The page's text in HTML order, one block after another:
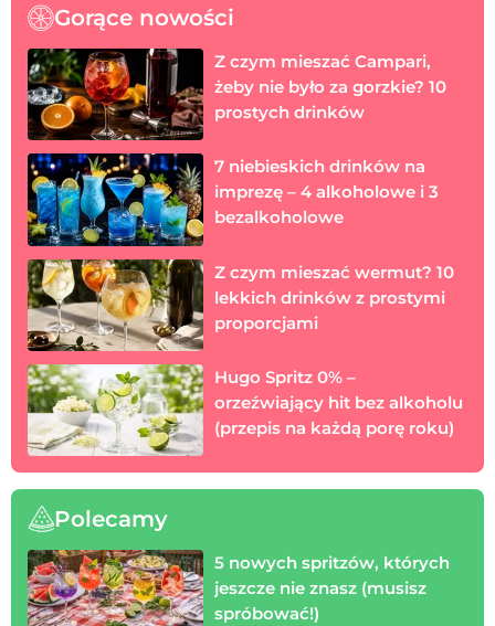
Gorące nowości
Z czym mieszać Campari,
żeby nie było za gorzkie? 10
prostych drinków
7 niebieskich drinków na
imprezę – 4 alkoholowe i 3
bezalkoholowe
Z czym mieszać wermut? 10
lekkich drinków z prostymi
proporcjami
Hugo Spritz 0% –
orzeźwiający hit bez alkoholu
(przepis na każdą porę roku)
Polecamy
5 nowych spritzów, których
jeszcze nie znasz (musisz
spróbować!)